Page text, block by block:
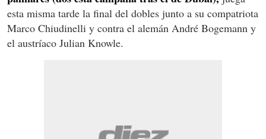
esta misma tarde la final del dobles junto a su compatriota
Marco Chiudinelli y contra el alemán André Bogemann y
el austríaco Julian Knowle.